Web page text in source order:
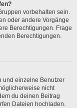
vorbehalten sein.
oder andere Vorgänge
Berechtigungen. Frage
Berechtigungen.
und einzelne Benutzer
nicht
du deinen Beitrag
Dateien hochladen.